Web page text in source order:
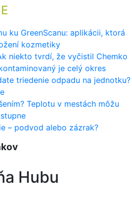
ku GreenScanu: aplikácii, ktorá
kozmetiky
niekto tvrdí, že vyčistil Chemko
je celý okres
triedenie odpadu na jednotku?
Teplotu v mestách môžu
– podvod alebo zázrak?
Hubu